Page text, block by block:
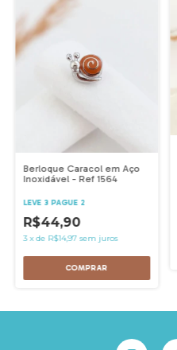
Berloque Caracol em Aço
Inoxidável - Ref 1564
LEVE 3 PAGUE 2
R$44,90
3 xde R$14,97 sem juros